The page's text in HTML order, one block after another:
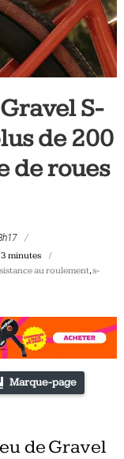
S-
de 200
de roues
3 minutes
au roulement,s-
Marque-page
de Gravel